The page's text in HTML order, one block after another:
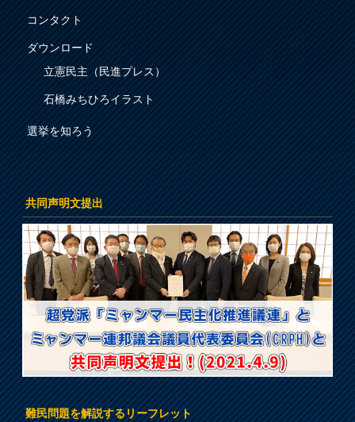
コンタクト
ダウンロード
立憲民主（民進プレス）
石橋みちひろイラスト
選挙を知ろう
共同声明文提出
難民問題を解説するリーフレット